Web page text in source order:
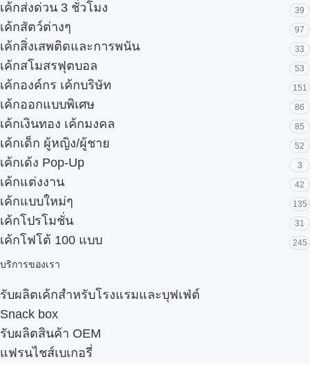
เค้กส่งด่วน 3 ชั่วโมง 39
เค้กสัตว์ต่างๆ 97
เค้กสิ่งเสพติดและการพนัน 33
เค้กสโมสรฟุตบอล 53
เค้กองค์กร เค้กบริษัท 151
เค้กออกแบบพิเศษ 86
เค้กเงินทอง เค้กมงคล 85
เค้กเด็ก ผู้หญิง/ผู้ชาย 52
เค้กเด้ง Pop-Up 3
เค้กแต่งงาน 42
เค้กแบบใหม่ๆ 135
เค้กโปรโมชั่น 31
เค้กโฟโต้ 100 แบบ 245
บริการของเรา
รับผลิตเค้กสำหรับโรงแรมและบุฟเฟ่ต์
Snack box
รับผลิตสินค้า OEM
แฟรนไชส์เบเกอรี่